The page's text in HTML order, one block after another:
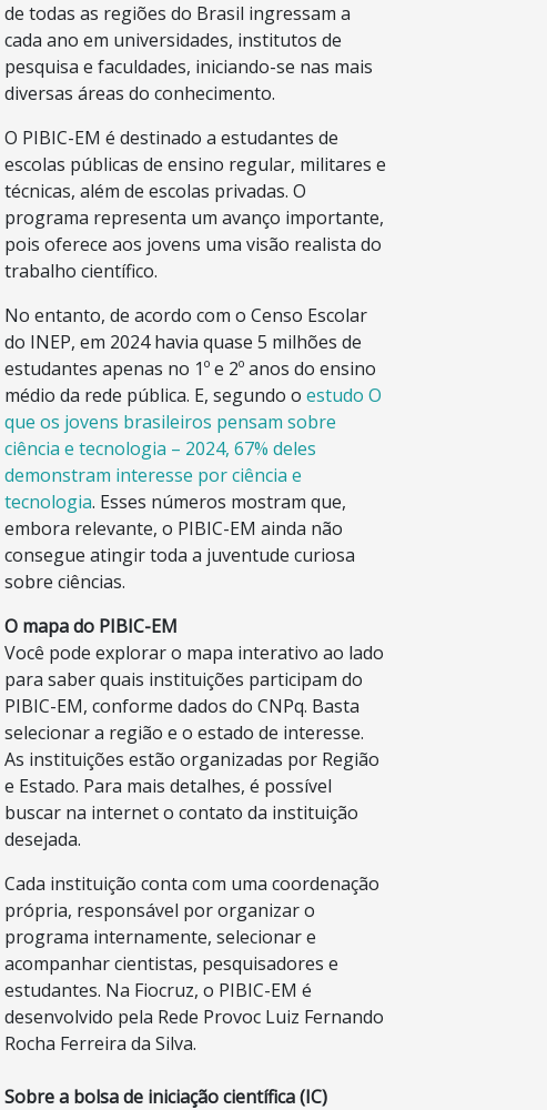
de todas as regiões do Brasil ingressam a
cada ano em universidades, institutos de
pesquisa e faculdades, iniciando-se nas mais
diversas áreas do conhecimento.
O PIBIC-EM é destinado a estudantes de
escolas públicas de ensino regular, militares e
técnicas, além de escolas privadas. O
programa representa um avanço importante,
pois oferece aos jovens uma visão realista do
trabalho científico.
No entanto, de acordo com o Censo Escolar
do INEP, em 2024 havia quase 5 milhões de
estudantes apenas no 1º e 2º anos do ensino
médio da rede pública. E, segundo oestudo O
que os jovens brasileiros pensam sobre
ciência e tecnologia – 2024, 67% deles
demonstram interesse por ciência e
tecnologia. Esses números mostram que,
embora relevante, o PIBIC-EM ainda não
consegue atingir toda a juventude curiosa
sobre ciências.
O mapa do PIBIC-EM
Você pode explorar o mapa interativo ao lado
para saber quais instituições participam do
PIBIC-EM, conforme dados do CNPq. Basta
selecionar a região e o estado de interesse.
As instituições estão organizadas por Região
e Estado. Para mais detalhes, é possível
buscar na internet o contato da instituição
desejada.
Cada instituição conta com uma coordenação
própria, responsável por organizar o
programa internamente, selecionar e
acompanhar cientistas, pesquisadores e
estudantes. Na Fiocruz, o PIBIC-EM é
desenvolvido pela Rede Provoc Luiz Fernando
Rocha Ferreira da Silva.
Sobre a bolsa de iniciação científica (IC)